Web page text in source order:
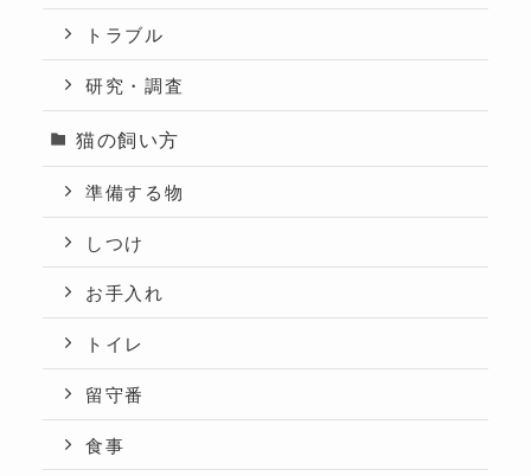
トラブル
研究・調査
猫の飼い方
準備する物
しつけ
お手入れ
トイレ
留守番
食事